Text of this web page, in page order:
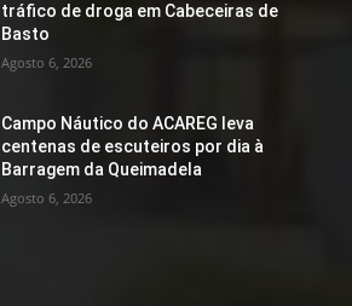
tráfico de droga em Cabeceiras de
Basto
Agosto 6, 2026
Campo Náutico do ACAREG leva
centenas de escuteiros por dia à
Barragem da Queimadela
Agosto 6, 2026